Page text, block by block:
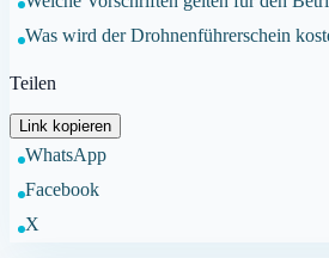
Was wird der Drohnenführerschein
Teilen
Link kopieren
WhatsApp
Facebook
X